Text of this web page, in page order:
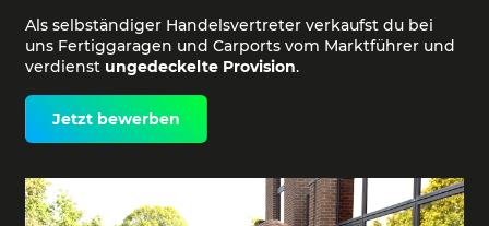
Als selbständiger Handelsvertreter verkaufst du bei
uns Fertiggaragen und Carports vom Marktführer und
verdienst ungedeckelte Provision.
Jetzt bewerben